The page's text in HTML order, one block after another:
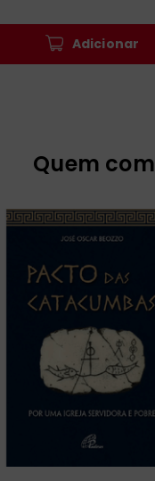
Adicionar
Quem